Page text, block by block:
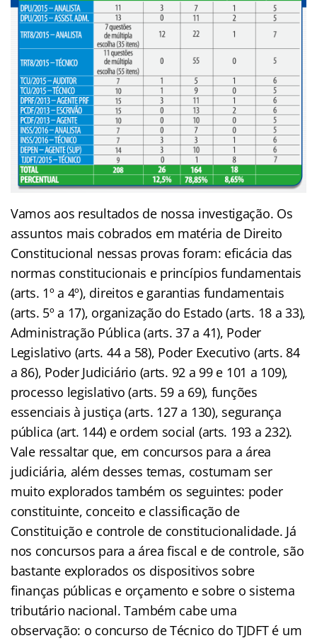
Vamos aos resultados de nossa investigação. Os
assuntos mais cobrados em matéria de Direito
Constitucional nessas provas foram: eficácia das
normas constitucionais e princípios fundamentais
(arts. 1º a 4º), direitos e garantias fundamentais
(arts. 5º a 17), organização do Estado (arts. 18 a 33),
Administração Pública (arts. 37 a 41), Poder
Legislativo (arts. 44 a 58), Poder Executivo (arts. 84
a 86), Poder Judiciário (arts. 92 a 99 e 101 a 109),
processo legislativo (arts. 59 a 69), funções
essenciais à justiça (arts. 127 a 130), segurança
pública (art. 144) e ordem social (arts. 193 a 232).
Vale ressaltar que, em concursos para a área
judiciária, além desses temas, costumam ser
muito explorados também os seguintes: poder
constituinte, conceito e classificação de
Constituição e controle de constitucionalidade. Já
nos concursos para a área fiscal e de controle, são
bastante explorados os dispositivos sobre
finanças públicas e orçamento e sobre o sistema
tributário nacional. Também cabe uma
observação: o concurso de Técnico do TJDFT é um